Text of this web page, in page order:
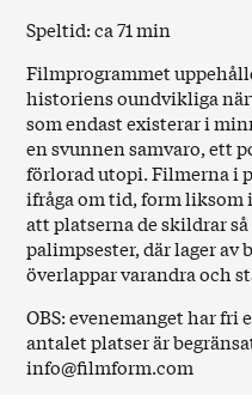
Speltid: ca 71 min
Filmprogrammet
historiens oundvikliga
som endast existerar i
en svunnen samvaro, ett
förlorad utopi. Filmerna i
ifråga om tid, form liksom
att platserna de skildrar
palimpsester, där lager av
överlappar varandra och
OBS: evenemanget har fri
antalet platser är
info@filmform.com